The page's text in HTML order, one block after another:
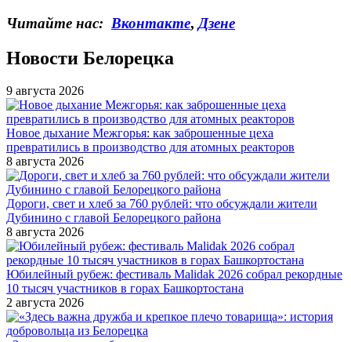
Читайте нас: Вконтакте, Дзене
Новости Белорецка
9 августа 2026
Новое дыхание Межгорья: как заброшенные цеха
превратились в производство для атомных реакторов
8 августа 2026
Дороги, свет и хлеб за 760 рублей: что обсуждали жители
Дубинино с главой Белорецкого района
8 августа 2026
Юбилейный рубеж: фестиваль Malidak 2026 собрал рекордные
10 тысяч участников в горах Башкортостана
2 августа 2026